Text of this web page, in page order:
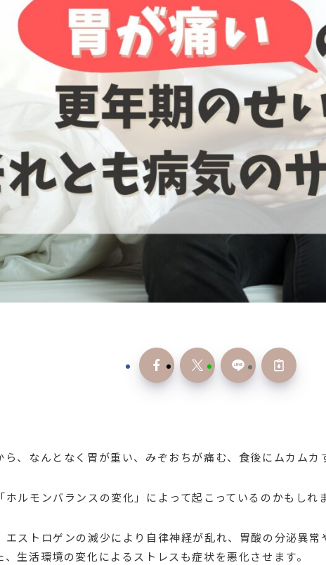
ら、なんとなく胃が重い、みぞおちが痛む、食後にムカム
ホルモンバランスの変化」によって起こっているのかもしれ
エストロゲンの減少により自律神経が乱れ、胃酸の分泌異
、生活環境の変化によるストレスも症状を悪化させます。